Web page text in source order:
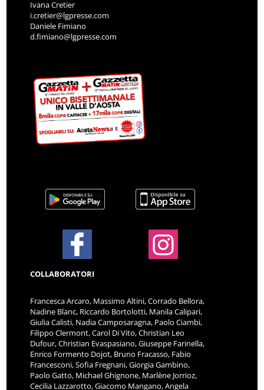
Ivana Cretier
i.cretier@lgpresse.com
Daniele Fimiano
d.fimiano@lgpresse.com
COLLABORATORI
Francesca Arcaro, Massimo Altini, Corrado Bellora,
Nadine Blanc, Riccardo Bortolotti, Manila Calipari,
Giulia Calisti, Nadia Camposaragna, Paolo Ciambi,
Filippo Clermont, Carol Di Vito, Christian Leo
Dufour, Christian Evaspasiano, Giuseppe Farinella,
Enrico Formento Dojot, Bruno Fracasso, Fabio
Francesconi, Sofia Fregnani, Giorgia Gambino,
Paolo Gatto, Michael Ghignone, Marlène Jorrioz,
Cecilia Lazzarotto, Giacomo Mangano, Angela